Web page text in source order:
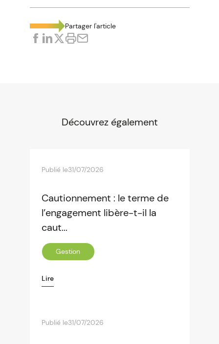
Partager l'article
Découvrez également
Publié le31/07/2026
Cautionnement : le terme de
l’engagement libère-t-il la
caut...
Gestion
Lire
Publié le31/07/2026